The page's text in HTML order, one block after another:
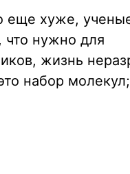
еще хуже,
что нужно для
жизнь
набор молекул;